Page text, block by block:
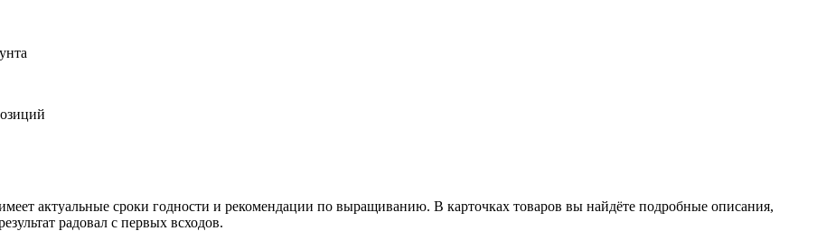
актуальные сроки годности и рекомендации по выращиванию. В карточках товаров вы найдёте подробные описания,
радовал с первых всходов.